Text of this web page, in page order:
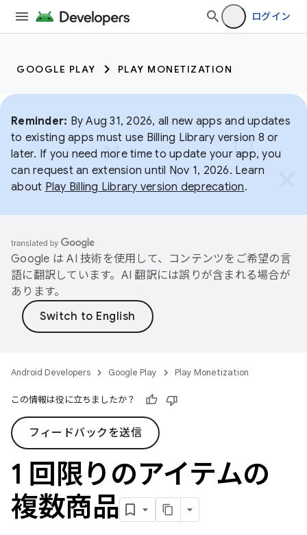
ログイン
GOOGLE PLAY PLAY MONETIZATION
Reminder: By Aug 31, 2026, all new apps and updates
to existing apps must use Billing Library version 8 or
later. If you need more time to update your app, you
can request an extension until Nov 1, 2026. Learn
about Play Billing Library version deprecation.
Google は AI 技術を使用して、コンテンツをご希望の言
語に翻訳しています。AI 翻訳には誤りが含まれる場合が
あります。
Android Developers Google Play Play Monetization
この情報は役に立ちましたか？
フィードバックを送信
1 回限りのアイテムの
複数商品